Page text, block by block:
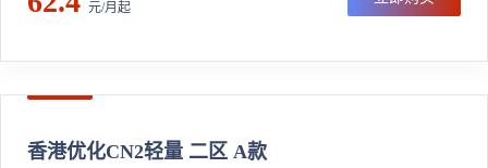
元/月起
香港优化CN2轻量 二区 A款